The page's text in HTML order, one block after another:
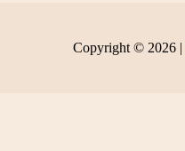
Copyright © 2026 |